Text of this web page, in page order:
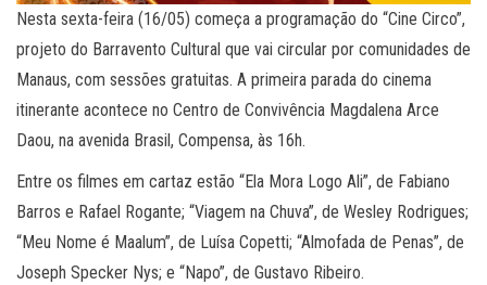
Nesta sexta-feira (16/05) começa a programação do “Cine Circo”,
projeto do Barravento Cultural que vai circular por comunidades de
Manaus, com sessões gratuitas. A primeira parada do cinema
itinerante acontece no Centro de Convivência Magdalena Arce
Daou, na avenida Brasil, Compensa, às 16h.
Entre os filmes em cartaz estão “Ela Mora Logo Ali”, de Fabiano
Barros e Rafael Rogante; “Viagem na Chuva”, de Wesley Rodrigues;
“Meu Nome é Maalum”, de Luísa Copetti; “Almofada de Penas”, de
Joseph Specker Nys; e “Napo”, de Gustavo Ribeiro.